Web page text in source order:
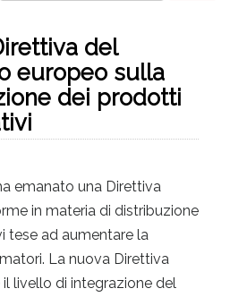
del
europeo sulla
dei prodotti
emanato una Direttiva
in materia di distribuzione
tese ad aumentare la
La nuova Direttiva
livello di integrazione del